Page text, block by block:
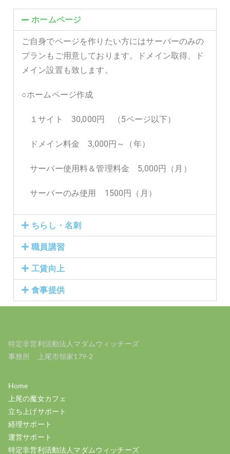
ホームページ
ご自身でページを作りたい方にはサーバーのみの
プランもご用意しております。ドメイン取得、ド
メイン設置も致します。
○ホームページ作成
１サイト 30,000円 （5ページ以下）
ドメイン料金 3,000円～（年）
サーバー使用料＆管理料金 5,000円（月）
サーバーのみ使用 1500円（月）
ちらし・名刺
職員講習
工賃向上
食事提供
特定非営利活動法人マダムウィッチーズ
事務所 上尾市領家179-2
Home
上尾の魔女カフェ
立ち上げサポート
経理サポート
運営サポート
特定非営利活動法人マダムウィッチーズ